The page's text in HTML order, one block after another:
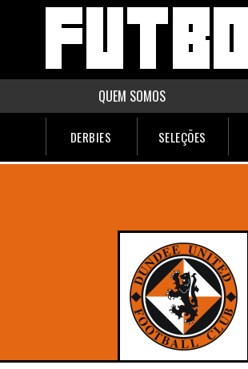
QUEM SOMOS
DERBIES SELEÇÕES